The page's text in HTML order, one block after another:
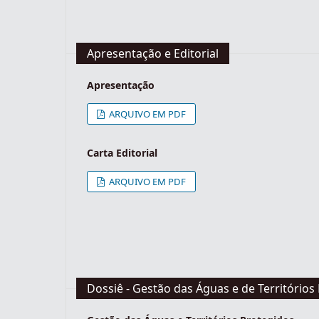
Apresentação e Editorial
Apresentação
ARQUIVO EM PDF
Carta Editorial
ARQUIVO EM PDF
Dossiê - Gestão das Águas e de